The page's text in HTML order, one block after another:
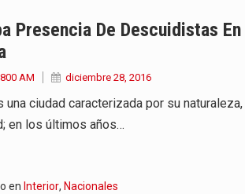
Presencia De Descuidistas En
AM diciembre 28, 2016
una ciudad caracterizada por su
en los últimos años…
en Interior, Nacionales